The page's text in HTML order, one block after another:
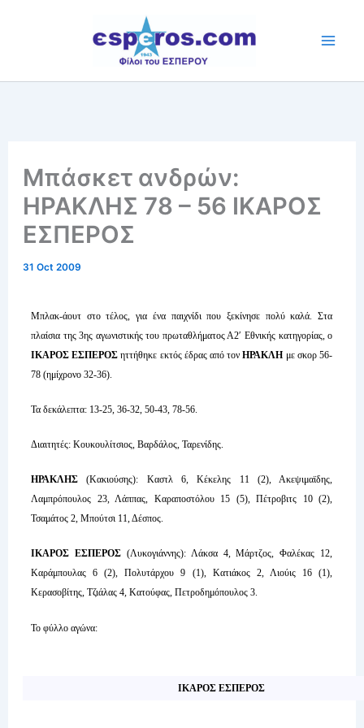
Mπάσκετ ανδρών:
ΗΡΑΚΛΗΣ 78 – 56 ΙΚΑΡΟΣ
ΕΣΠΕΡΟΣ
31 Oct 2009
Μπλακ-άουτ στο τέλος, για ένα παιχνίδι που ξεκίνησε πολύ καλά. Στα
πλαίσια της 3ης αγωνιστικής του πρωταθλήματος Α2′ Εθνικής κατηγορίας, ο
ΙΚΑΡΟΣ ΕΣΠΕΡΟΣ ηττήθηκε εκτός έδρας από τονΗΡΑΚΛΗ με σκορ 56-
78 (ημίχρονο 32-36).
Τα δεκάλεπτα: 13-25, 36-32, 50-43, 78-56.
Διαιτητές: Κουκουλίτσιος, Βαρδάλος, Ταρενίδης.
ΗΡΑΚΛΗΣ (Κακιούσης): Καστλ 6, Κέκελης 11 (2), Ακεψιμαϊδης,
Λαμπρόπουλος 23, Λάππας, Καραποστόλου 15 (5), Πέτροβιτς 10 (2),
Τσαμάτος 2, Μπούτσι 11, Δέσπος.
ΙΚΑΡΟΣ ΕΣΠΕΡΟΣ(Λυκογιάννης): Λάκσα 4, Μάρτζος, Φαλέκας 12,
Καράμπουλας 6 (2), Πολυτάρχου 9 (1), Κατιάκος 2, Λιούις 16 (1),
Κερασοβίτης, Τζιάλας 4, Κατούφας, Πετροδημόπουλος 3.
Το φύλλο αγώνα:
ΙΚΑΡΟΣ ΕΣΠΕΡΟΣ